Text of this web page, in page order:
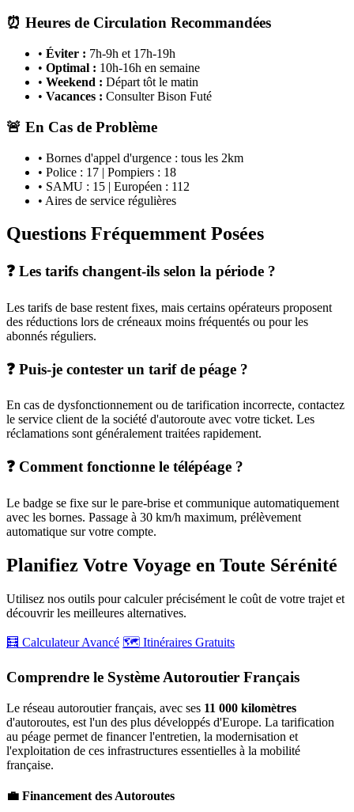
⏰ Heures de Circulation Recommandées
• Éviter : 7h-9h et 17h-19h
• Optimal : 10h-16h en semaine
• Weekend : Départ tôt le matin
• Vacances : Consulter Bison Futé
🚨 En Cas de Problème
• Bornes d'appel d'urgence : tous les 2km
• Police : 17 | Pompiers : 18
• SAMU : 15 | Européen : 112
• Aires de service régulières
Questions Fréquemment Posées
❓ Les tarifs changent-ils selon la période ?
Les tarifs de base restent fixes, mais certains opérateurs proposent
des réductions lors de créneaux moins fréquentés ou pour les
abonnés réguliers.
❓ Puis-je contester un tarif de péage ?
En cas de dysfonctionnement ou de tarification incorrecte, contactez
le service client de la société d'autoroute avec votre ticket. Les
réclamations sont généralement traitées rapidement.
❓ Comment fonctionne le télépéage ?
Le badge se fixe sur le pare-brise et communique automatiquement
avec les bornes. Passage à 30 km/h maximum, prélèvement
automatique sur votre compte.
Planifiez Votre Voyage en Toute Sérénité
Utilisez nos outils pour calculer précisément le coût de votre trajet et
découvrir les meilleures alternatives.
🧮 Calculateur Avancé 🗺️ Itinéraires Gratuits
Comprendre le Système Autoroutier Français
Le réseau autoroutier français, avec ses 11 000 kilomètres
d'autoroutes, est l'un des plus développés d'Europe. La tarification
au péage permet de financer l'entretien, la modernisation et
l'exploitation de ces infrastructures essentielles à la mobilité
française.
💼 Financement des Autoroutes